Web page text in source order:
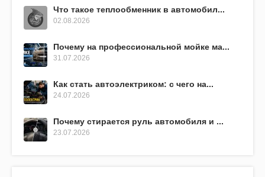
Что такое теплообменник в автомобил...
02.08.2026
Почему на профессиональной мойке ма...
31.07.2026
Как стать автоэлектриком: с чего на...
24.07.2026
Почему стирается руль автомобиля и ...
23.07.2026